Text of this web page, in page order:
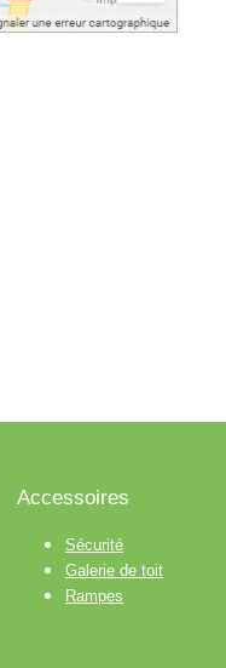
Accessoires
Sécurité
Galerie de toit
Rampes